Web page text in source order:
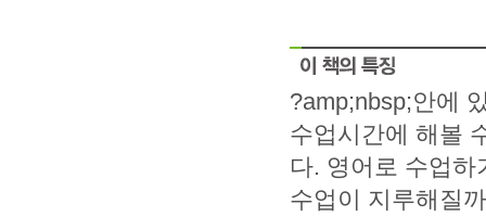
?amp;nbsp;안에
수업시간에 해볼
다. 영어로 수업
수업이 지루해질